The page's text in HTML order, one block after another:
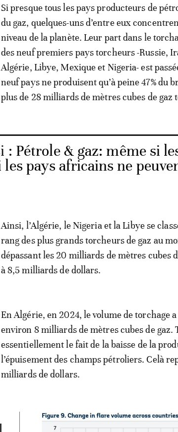
Si presque tous les pays producteurs de
du gaz, quelques-uns d’entre eux
niveau de la planète. Leur part dans le
des neuf premiers pays torcheurs -Russie,
Algérie, Libye, Mexique et Nigeria- est
neuf pays ne produisent qu’à peine 47% du
plus de 28 milliards de mètres cubes de gaz
: Pétrole & gaz: même si
pays africains ne
Ainsi, l’Algérie, le Nigeria et la Libye se
rang des plus grands torcheurs de gaz au
dépassant les 20 milliards de mètres cubes
à 8,5 milliards de dollars.
En Algérie, en 2024, le volume de torchage
environ 8 milliards de mètres cubes de gaz.
essentiellement le fait de la baisse de la
l’épuisement des champs pétroliers. Celà
milliards de dollars.